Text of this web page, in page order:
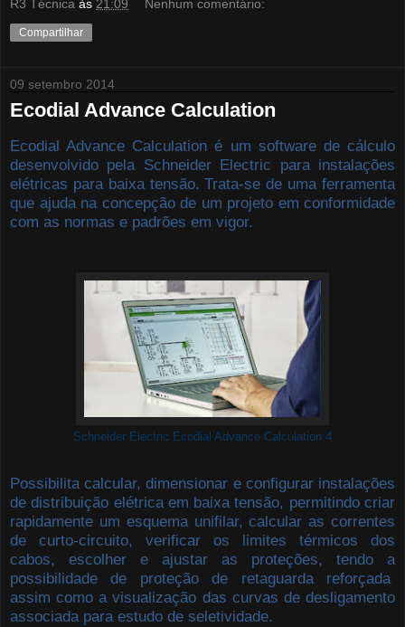
R3 Técnica às 21:09 Nenhum comentário:
Compartilhar
09 setembro 2014
Ecodial Advance Calculation
Ecodial Advance Calculation é um software de cálculo
desenvolvido pela Schneider Electric para instalações
elétricas para baixa tensão. Trata-se de uma ferramenta
que ajuda na concepção de um projeto em conformidade
com as normas e padrões em vigor.
Schneider Electric Ecodial Advance Calculation 4
Possibilita calcular, dimensionar e configurar instalações
de distribuição elétrica em baixa tensão, permitindo criar
rapidamente um esquema unifilar, calcular as correntes
de curto-circuito, verificar os limites térmicos dos
cabos, escolher e ajustar as proteções, tendo a
possibilidade de proteção de retaguarda reforçada
assim como a visualização das curvas de desligamento
associada para estudo de seletividade.